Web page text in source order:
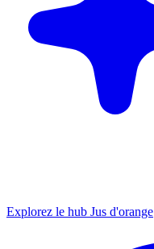
Explorez le hub Jus d'orange